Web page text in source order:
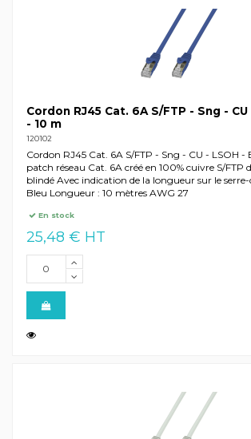
Cordon RJ45 Cat. 6A S/FTP - Sng -
- 10 m
120102
Cordon RJ45 Cat. 6A S/FTP - Sng - CU - LSOH -
patch réseau Cat. 6A créé en 100% cuivre S/FTP
blindé Avec indication de la longueur sur le
Bleu Longueur : 10 mètres AWG 27
En stock
25,48 € HT